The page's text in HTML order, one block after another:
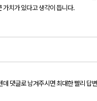
치가 있다고 생각이 듭니다.
댓글로 남겨주시면 최대한 빨리 답